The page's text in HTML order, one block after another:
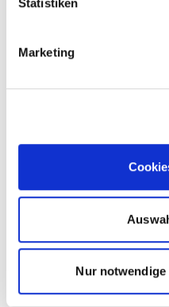
Marketing
Nur